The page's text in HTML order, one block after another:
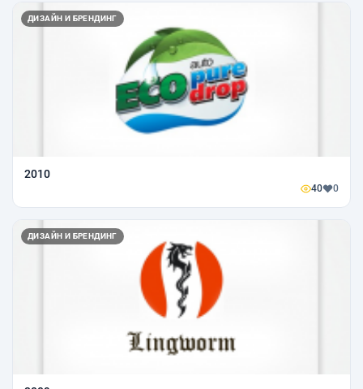
ДИЗАЙН И БРЕНДИНГ
2010
40 0
ДИЗАЙН И БРЕНДИНГ